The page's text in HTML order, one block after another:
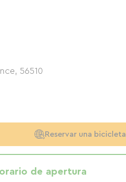
, 56510
Reservar una bicicleta
de apertura